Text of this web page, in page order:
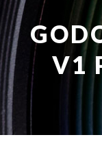
V1